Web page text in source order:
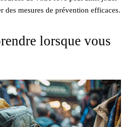
des mesures de prévention efficaces.
lorsque vous